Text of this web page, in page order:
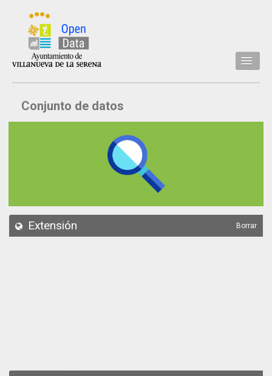
Inicio
Datos
API
Conjunto de datos
Extensión Borrar